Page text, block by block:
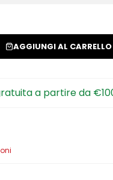
AGGIUNGI AL CARRELLO
a partire da